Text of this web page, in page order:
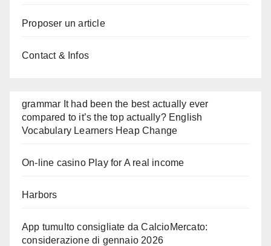
Proposer un article
Contact & Infos
grammar It had been the best actually ever
compared to it’s the top actually? English
Vocabulary Learners Heap Change
On-line casino Play for A real income
Harbors
App tumulto consigliate da CalcioMercato:
considerazione di gennaio 2026